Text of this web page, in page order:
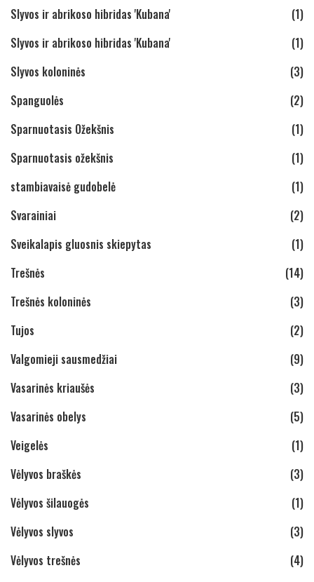
Slyvos ir abrikoso hibridas 'Kubana'
(1)
Slyvos ir abrikoso hibridas 'Kubana'
(1)
Slyvos koloninės
(3)
Spanguolės
(2)
Sparnuotasis Ožekšnis
(1)
Sparnuotasis ožekšnis
(1)
stambiavaisė gudobelė
(1)
Svarainiai
(2)
Sveikalapis gluosnis skiepytas
(1)
Trešnės
(14)
Trešnės koloninės
(3)
Tujos
(2)
Valgomieji sausmedžiai
(9)
Vasarinės kriaušės
(3)
Vasarinės obelys
(5)
Veigelės
(1)
Vėlyvos braškės
(3)
Vėlyvos šilauogės
(1)
Vėlyvos slyvos
(3)
Vėlyvos trešnės
(4)